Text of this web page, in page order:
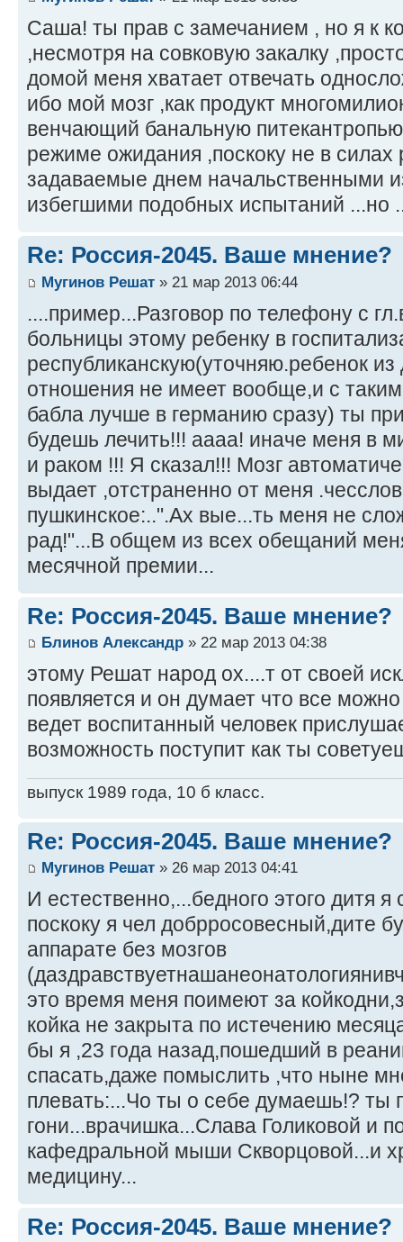
Саша! ты прав с замечанием , но я к
,несмотря на совковую закалку
домой меня хватает отвечать
ибо мой мозг ,как продукт
венчающий банальную
режиме ожидания ,поскоку не в силах
задаваемые днем начальственными
избегшими подобных испытаний ...но
Re: Россия-2045. Ваше мнение?
Мугинов Решат » 21 мар 2013 06:44
....пример...Разговор по телефону с
больницы этому ребенку в
республиканскую(уточняю.ребенок из
отношения не имеет вообще,и с
бабла лучше в германию сразу) ты
будешь лечить!!! аааа! иначе меня в
и раком !!! Я сказал!!! Мозг
выдает ,отстраненно от меня
пушкинское:..".Ах вые...ть меня не
рад!"...В общем из всех обещаний
месячной премии...
Re: Россия-2045. Ваше мнение?
Блинов Александр » 22 мар 2013 04:38
этому Решат народ ох....т от своей
появляется и он думает что все
ведет воспитанный человек
возможность поступит как ты
выпуск 1989 года, 10 б класс.
Re: Россия-2045. Ваше мнение?
Мугинов Решат » 26 мар 2013 04:41
И естественно,...бедного этого дитя
поскоку я чел добрросовесный,дите
аппарате без мозгов
это время меня поимеют за
койка не закрыта по истечению
бы я ,23 года назад,пошедший в
спасать,даже помыслить ,что ныне
плевать:...Чо ты о себе думаешь!? ты
гони...врачишка...Слава Голиковой и
кафедральной мыши Скворцовой...и
медицину...
Re: Россия-2045. Ваше мнение?